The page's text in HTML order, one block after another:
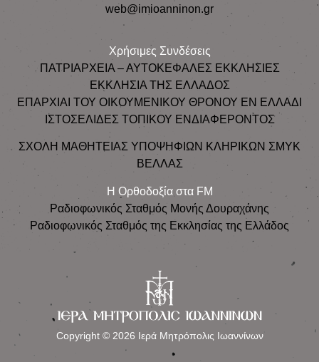
web@imioanninon.gr
Χρήσιμες Συνδέσεις
ΠΑΤΡΙΑΡΧΕΙΑ – ΑΥΤΟΚΕΦΑΛΕΣ ΕΚΚΛΗΣΙΕΣ
ΕΚΚΛΗΣΙΑ ΤΗΣ ΕΛΛΑΔΟΣ
ΕΠΑΡΧΙΑΙ ΤΟΥ ΟΙΚΟΥΜΕΝΙΚΟΥ ΘΡΟΝΟΥ ΕΝ ΕΛΛΑΔΙ
ΙΣΤΟΣΕΛΙΔΕΣ ΤΟΠΙΚΟΥ ΕΝΔΙΑΦΕΡΟΝΤΟΣ
ΣΧΟΛΗ ΜΑΘΗΤΕΙΑΣ ΥΠΟΨΗΦΙΩΝ ΚΛΗΡΙΚΩΝ ΣΜΥΚ
ΒΕΛΛΑΣ
Η Ορθοδοξία στα FM
Ραδιοφωνικός Σταθμός Μονής Δουραχάνης
Ραδιοφωνικός Σταθμός της Εκκλησίας της Ελλάδος
Copyright © 2026 Ιερά Μητρόπολις Ιωαννίνων